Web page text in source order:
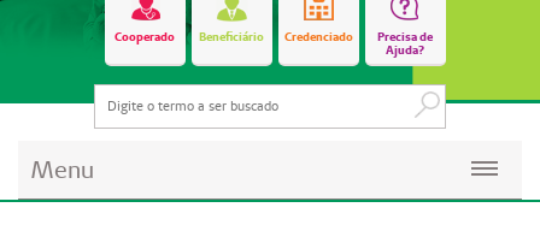
Cooperado Beneficiário Credenciado
Precisa de
Ajuda?
Menu